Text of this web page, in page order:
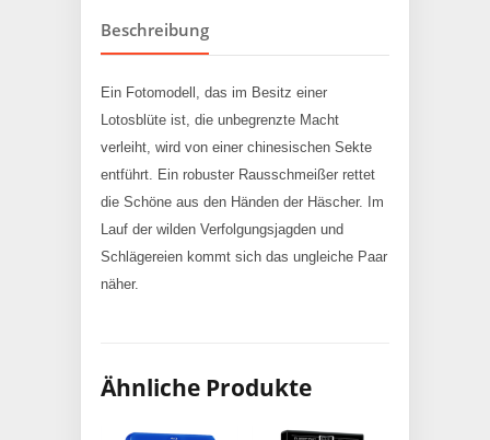
Beschreibung
Ein Fotomodell, das im Besitz einer
Lotosblüte ist, die unbegrenzte Macht
verleiht, wird von einer chinesischen Sekte
entführt. Ein robuster Rausschmeißer rettet
die Schöne aus den Händen der Häscher. Im
Lauf der wilden Verfolgungsjagden und
Schlägereien kommt sich das ungleiche Paar
näher.
Ähnliche Produkte